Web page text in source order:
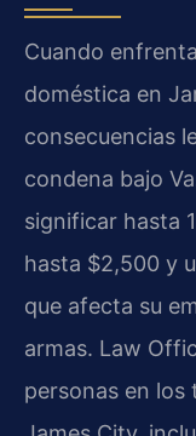
Cuando
doméstica en
consecuencias
condena bajo
significar hasta
hasta $2,500 y
que afecta su
armas. Law
personas en los